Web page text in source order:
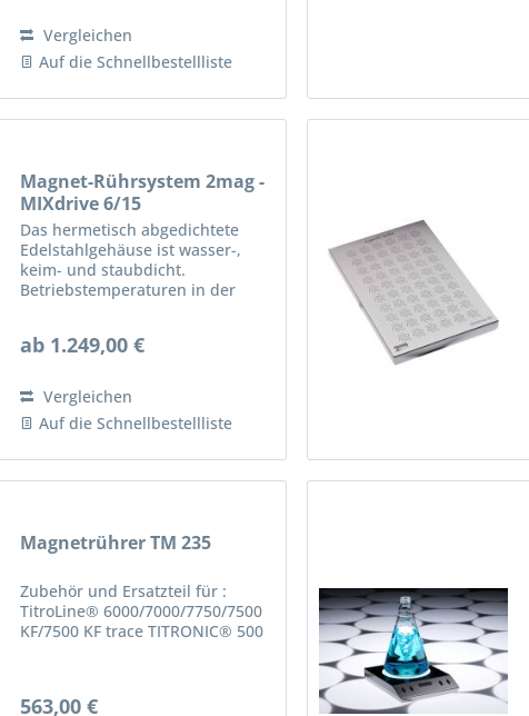
und schonende...
Vergleichen
Auf die Schnellbestellliste
Magnet-Rührsystem 2mag -
MIXdrive 6/15
Das hermetisch abgedichtete
Edelstahlgehäuse ist wasser-,
keim- und staubdicht.
Betriebstemperaturen in der
bei Eintauchen in Wasserbäder,
Wartungs-...
ab 1.249,00 €
Vergleichen
Auf die Schnellbestellliste
Magnetrührer TM 235
Zubehör und Ersatzteil für :
TitroLine® 6000/7000/7750/7500
KF/7500 KF trace TITRONIC® 500
563,00 €